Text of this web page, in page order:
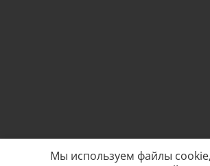
Мы используем файлы